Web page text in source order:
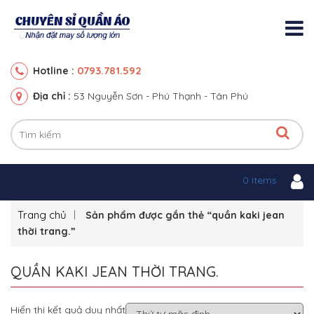
Hotline : 0793.781.592
Địa chỉ : 53 Nguyễn Sơn - Phú Thạnh - Tân Phú
0 items
Trang chủ
Sản phẩm được gắn thẻ “quần kaki jean
thời trang.”
QUẦN KAKI JEAN THỜI TRANG.
Hiển thị kết quả duy nhất